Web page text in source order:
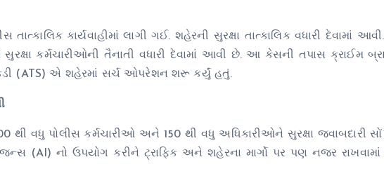
કાર્યવાહીમાં લાગી ગઈ. શહેરની સુરક્ષા તાત્કાલિક વધારી દેવામાં
કર્મચારીઓની તૈનાતી વધારી દેવામાં આવી છે. આ કેસની તપાસ ક્રાઈમ
(ATS) એ શહેરમાં સર્ચ ઓપરેશન શરૂ કર્યું હતું.
વધુ પોલીસ કર્મચારીઓ અને 150 થી વધુ અધિકારીઓને સુરક્ષા જવાબદારી
(AI) નો ઉપયોગ કરીને ટ્રાફિક અને શહેરના માર્ગો પર પણ નજર